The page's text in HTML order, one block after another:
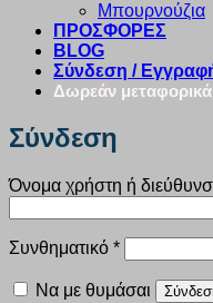
Μπουρνούζια
ΠΡΟΣΦΟΡΕΣ
BLOG
Σύνδεση /
Δωρεάν
Σύνδεση
Όνομα χρήστη ή
Συνθηματικό *Απαιτείται
Να με θυμάσαι